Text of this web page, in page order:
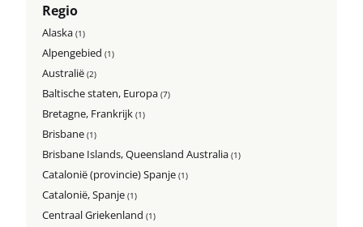
Regio
Alaska(1)
Alpengebied(1)
Australië(2)
Baltische staten, Europa(7)
Bretagne, Frankrijk(1)
Brisbane(1)
Brisbane Islands, Queensland Australia(1)
Catalonië (provincie) Spanje(1)
Catalonië, Spanje(1)
Centraal Griekenland(1)